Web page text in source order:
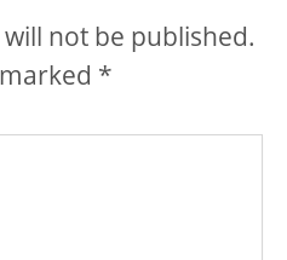
not be published.
*